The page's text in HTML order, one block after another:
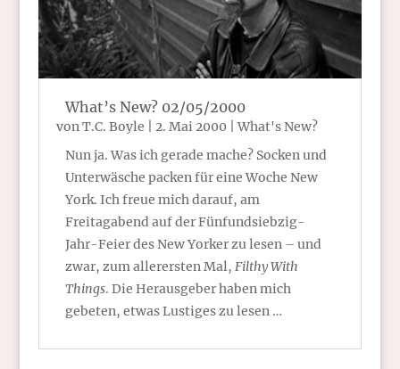
What’s New? 02/05/2000
von T.C. Boyle 2. Mai 2000 |What's New?
Nun ja. Was ich gerade mache? Socken und
Unterwäsche packen für eine Woche New
York. Ich freue mich darauf, am
Freitagabend auf der Fünfundsiebzig-
Jahr-Feier des New Yorker zu lesen – und
zwar, zum allerersten Mal, Filthy With
Things. Die Herausgeber haben mich
gebeten, etwas Lustiges zu lesen …